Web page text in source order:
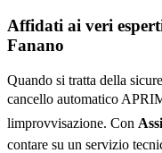
Affidati ai veri
Fanano
Quando si tratta della
cancello automatico
limprovvisazione. Con
contare su un servizio